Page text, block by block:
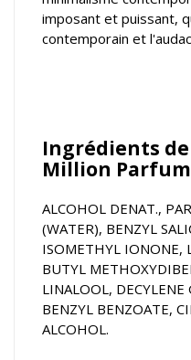
imposant et puissant,
contemporain et
Ingrédients de
Million
ALCOHOL DENAT.,
(WATER), BENZYL
ISOMETHYL IONONE,
BUTYL
LINALOOL,
BENZYL BENZOATE,
ALCOHOL.